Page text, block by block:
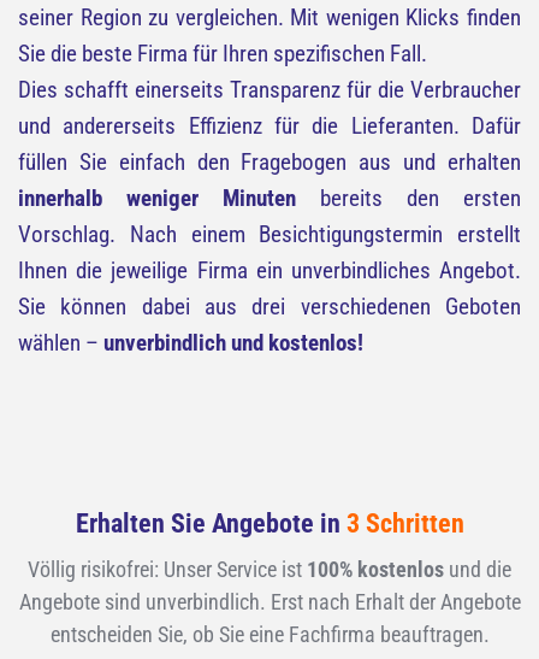
seiner Region zu vergleichen. Mit wenigen Klicks finden
Sie die beste Firma für Ihren spezifischen Fall.
Dies schafft einerseits Transparenz für die Verbraucher
und andererseits Effizienz für die Lieferanten. Dafür
füllen Sie einfach den Fragebogen aus und erhalten
innerhalb weniger Minuten bereits den ersten
Vorschlag. Nach einem Besichtigungstermin erstellt
Ihnen die jeweilige Firma ein unverbindliches Angebot.
Sie können dabei aus drei verschiedenen Geboten
wählen – unverbindlich und kostenlos!
Erhalten Sie Angebote in 3 Schritten
Völlig risikofrei: Unser Service ist 100% kostenlos und die
Angebote sind unverbindlich. Erst nach Erhalt der Angebote
entscheiden Sie, ob Sie eine Fachfirma beauftragen.